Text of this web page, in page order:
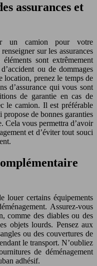
assurances et
un camion pour votre
sur les assurances
sont extrêmement
ou de dommages
location, prenez le temps de
d’assurance qui vous sont
de garantie en cas de
le camion. Il est préférable
de bonnes garanties
Cela vous permettra d’avoir
et d’éviter tout souci
louer certains équipements
Assurez-vous
comme des diables ou des
objets lourds. Pensez aux
ou des couvertures de
le transport. N’oubliez
de déménagement
adhésif.